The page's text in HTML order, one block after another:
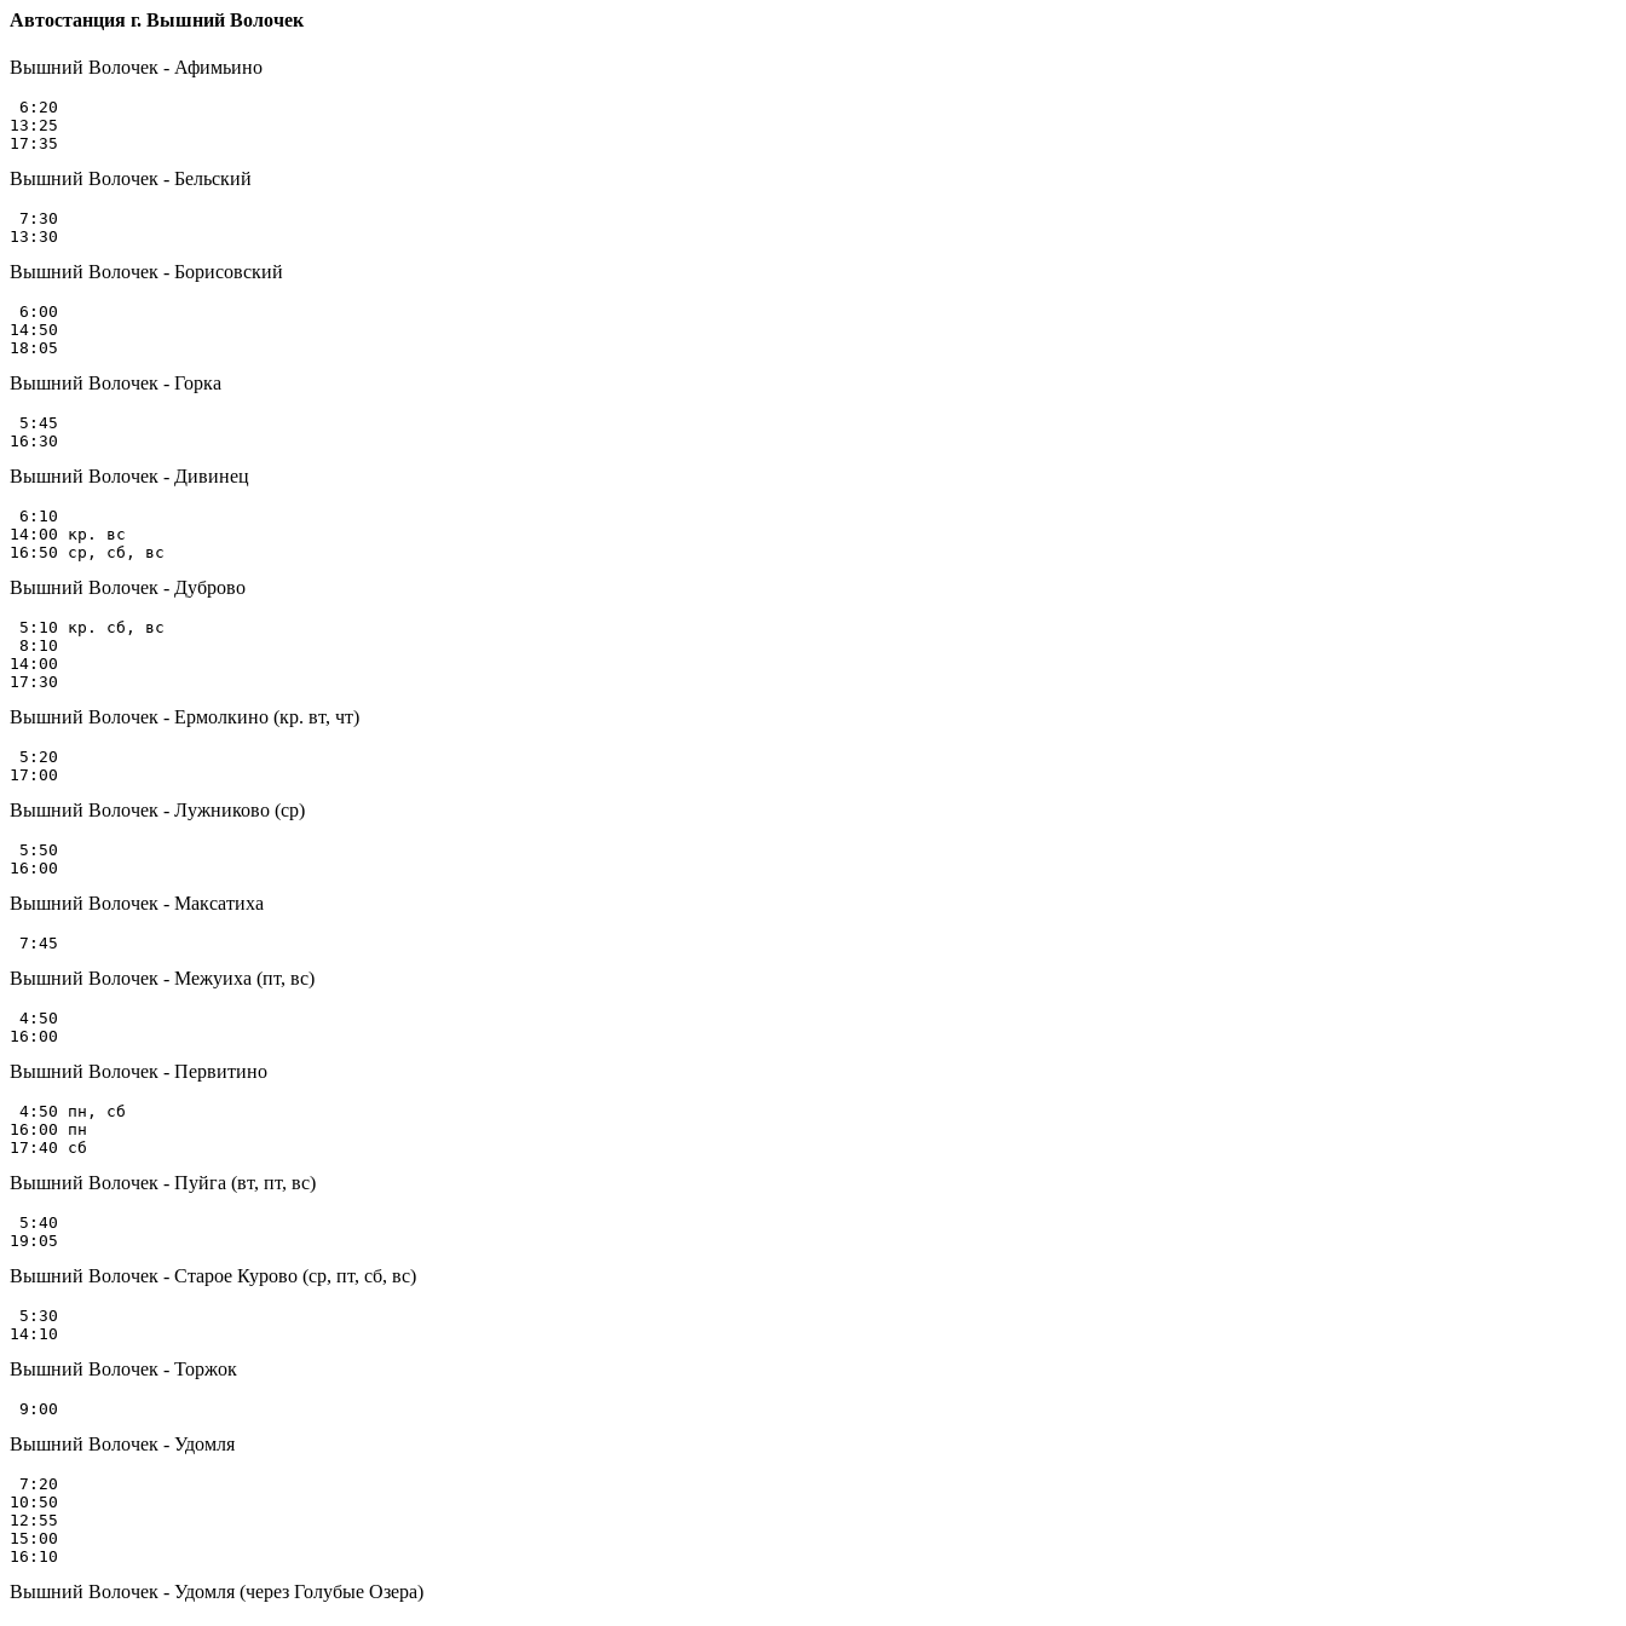
Автостанция г. Вышний Волочек
Вышний Волочек - Афимьино
6:20
13:25
Вышний Волочек - Бельский
7:30
Вышний Волочек - Борисовский
6:00
14:50
Вышний Волочек - Горка
5:45
Вышний Волочек - Дивинец
6:10
14:00 кр. вс
Вышний Волочек - Дуброво
5:10 кр. сб, вс
8:10
14:00
Вышний Волочек - Ермолкино (кр. вт, чт)
5:20
Вышний Волочек - Лужниково (ср)
5:50
Вышний Волочек - Максатиха
Вышний Волочек - Межуиха (пт, вс)
4:50
Вышний Волочек - Первитино
4:50 пн, сб
16:00 пн
Вышний Волочек - Пуйга (вт, пт, вс)
5:40
Вышний Волочек - Старое Курово (ср, пт, сб, вс)
5:30
Вышний Волочек - Торжок
Вышний Волочек - Удомля
7:20
10:50
12:55
15:00
Вышний Волочек - Удомля (через Голубые Озера)